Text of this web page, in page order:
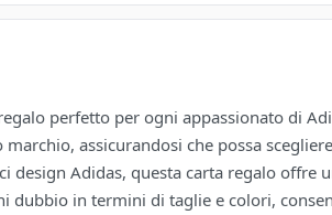
perfetto per ogni appassionato di
assicurandosi che possa
design Adidas, questa carta regalo offre
dubbio in termini di taglie e colori,